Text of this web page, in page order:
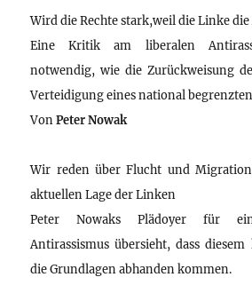
Wird die Rechte stark,weil die Linke
Eine Kritik am liberalen
notwendig, wie die Zurückweisung
Verteidigung eines national
VonPeter Nowak
Wir reden über Flucht und
aktuellen Lage der Linken
Peter Nowaks Plädoyer für
Antirassismus übersieht, dass
die Grundlagen abhanden kommen.